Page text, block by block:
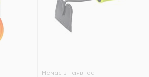
Немає в наявності